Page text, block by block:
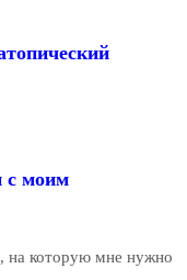
с моим
на которую мне нужно